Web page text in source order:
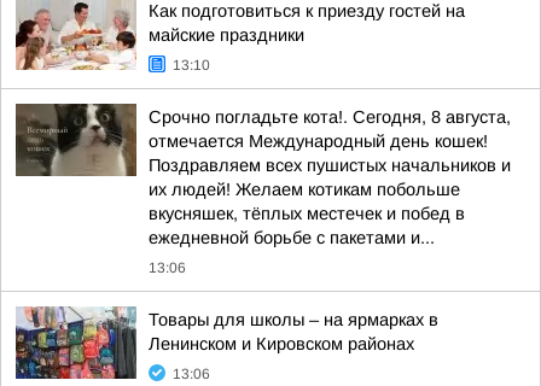
Как подготовиться к приезду гостей на
майские праздники
13:10
Срочно погладьте кота!. Сегодня, 8 августа,
отмечается Международный день кошек!
Поздравляем всех пушистых начальников и
их людей! Желаем котикам побольше
вкусняшек, тёплых местечек и побед в
ежедневной борьбе с пакетами и...
13:06
Товары для школы – на ярмарках в
Ленинском и Кировском районах
13:06